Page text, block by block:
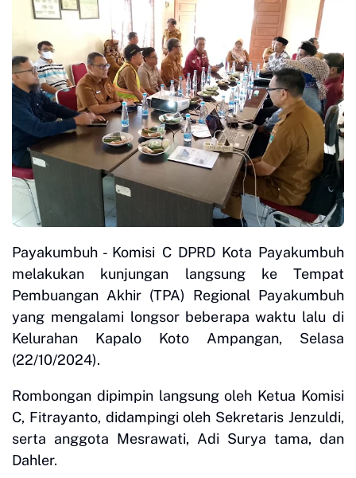
Payakumbuh - Komisi C DPRD Kota Payakumbuh
melakukan kunjungan langsung ke Tempat
Pembuangan Akhir (TPA) Regional Payakumbuh
yang mengalami longsor beberapa waktu lalu di
Kelurahan Kapalo Koto Ampangan, Selasa
(22/10/2024).
Rombongan dipimpin langsung oleh Ketua Komisi
C, Fitrayanto, didampingi oleh Sekretaris Jenzuldi,
serta anggota Mesrawati, Adi Surya tama, dan
Dahler.